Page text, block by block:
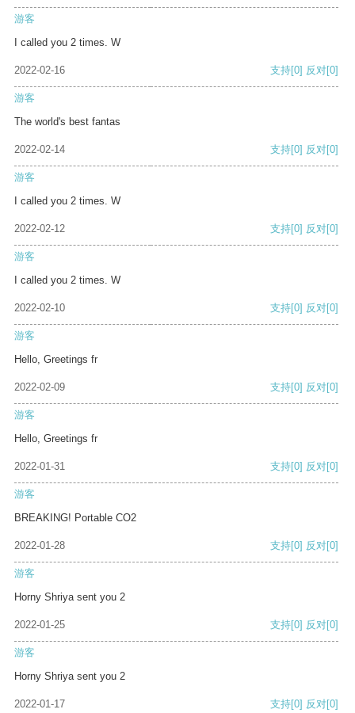
游客
I called you 2 times. W
2022-02-16 支持[0] 反对[0]
游客
The world's best fantas
2022-02-14 支持[0] 反对[0]
游客
I called you 2 times. W
2022-02-12 支持[0] 反对[0]
游客
I called you 2 times. W
2022-02-10 支持[0] 反对[0]
游客
Hello, Greetings fr
2022-02-09 支持[0] 反对[0]
游客
Hello, Greetings fr
2022-01-31 支持[0] 反对[0]
游客
BREAKING! Portable CO2
2022-01-28 支持[0] 反对[0]
游客
Horny Shriya sent you 2
2022-01-25 支持[0] 反对[0]
游客
Horny Shriya sent you 2
2022-01-17 支持[0] 反对[0]